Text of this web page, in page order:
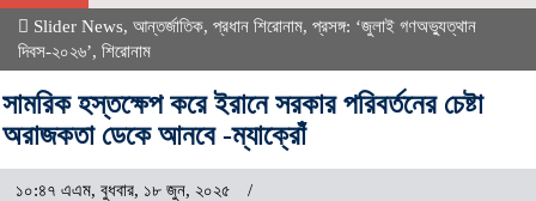
Slider News, আন্তর্জাতিক, প্রধান শিরোনাম, প্রসঙ্গ: ‘জুলাই গণঅভ্যুত্থান
দিবস-২০২৬’, শিরোনাম
সামরিক হস্তক্ষেপ করে ইরানে সরকার পরিবর্তনের চেষ্টা
অরাজকতা ডেকে আনবে -ম্যাক্রোঁ
১০:৪৭ এএম, বুধবার, ১৮ জুন, ২০২৫